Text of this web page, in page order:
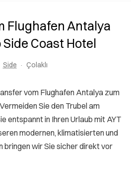
Flughafen Antalya
Coast Hotel
Side Çolaklı
vom Flughafen Antalya zum
Sie den Trubel am
entspannt in Ihren Urlaub mit AYT
modernen, klimatisierten und
bringen wir Sie sicher direkt vor